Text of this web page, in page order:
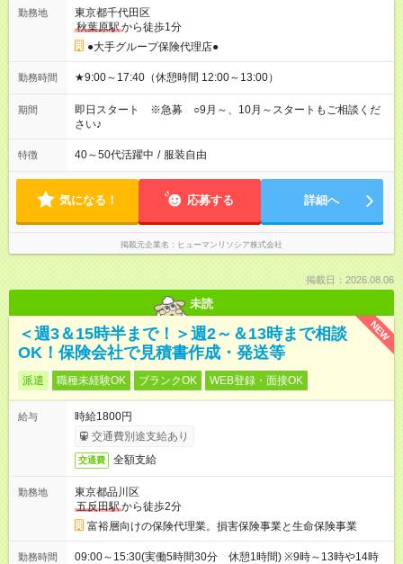
勤務地
東京都千代田区
秋葉原駅から徒歩1分
●大手グループ保険代理店●
勤務時間 ★9:00～17:40（休憩時間 12:00～13:00）
期間
即日スタート ※急募 ○9月～、10月～スタートもご相談くだ
さい♪
特徴 40～50代活躍中 / 服装自由
気になる！ 応募する 詳細へ
掲載元企業名 ヒューマンリソシア株式会社
掲載日：2026.08.06
未読
NEW
＜週3＆15時半まで！＞週2～＆13時まで相談
OK！保険会社で見積書作成・発送等
派遣 職種未経験OK ブランクOK WEB登録・面接OK
給与
時給1800円
交通費別途支給あり
交通費 全額支給
勤務地
東京都品川区
五反田駅から徒歩2分
富裕層向けの保険代理業。損害保険事業と生命保険事業
勤務時間
09:00～15:30(実働5時間30分 休憩1時間) ※9時～13時や14時